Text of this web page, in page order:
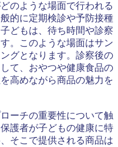
のような場面で行われる
的に定期検診や予防接種
どもは、待ち時間や診察
。このような場面はサン
グとなります。診察後の
て、おやつや健康食品の
高めながら商品の魅力を
ーチの重要性について触
護者が子どもの健康に特
そこで提供される商品は